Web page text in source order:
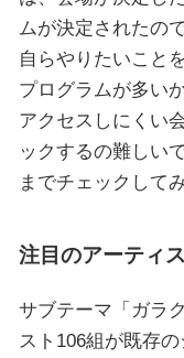
ムが決定されたの
自らやりたいこと
プログラムが多い
アクセスしにくい
ックするの難しい
までチェックして
注目のアーティ
サブテーマ「ガラ
スト106組が既存